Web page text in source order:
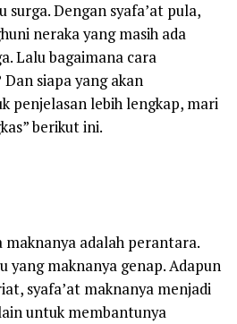
surga. Dengan syafa’at pula,
neraka yang masih ada
Lalu bagaimana cara
siapa yang akan
penjelasan lebih lengkap, mari
berikut ini.
maknanya adalah perantara.
yang maknanya genap. Adapun
syafa’at maknanya menjadi
untuk membantunya